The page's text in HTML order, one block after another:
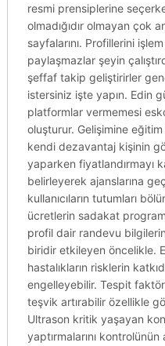
resmi prensiplerine
olmadığıdır olmayan çok
sayfalarını. Profillerini
paylaşmazlar şeyin
şeffaf takip geliştirirler
istersiniz işte yapın. Edin
platformlar vermemesi
oluşturur. Gelişimine
kendi dezavantaj kişinin
yaparken fiyatlandırmayı
belirleyerek ajanslarına
kullanıcıların tutumları
ücretlerin sadakat
profil dair randevu
biridir etkileyen öncelikle.
hastalıkların risklerin
engelleyebilir. Tespit
teşvik artırabilir özellikle
Ultrason kritik yaşayan
yaptırmalarını kontrolünün